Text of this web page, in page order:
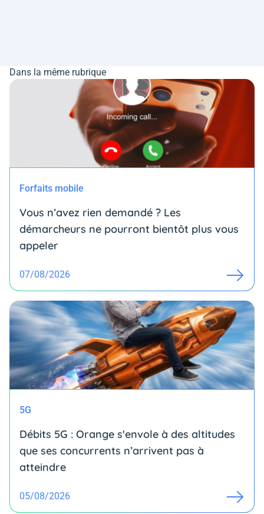
Dans la même rubrique
Forfaits mobile
Vous n’avez rien demandé ? Les
démarcheurs ne pourront bientôt plus vous
appeler
07/08/2026
5G
Débits 5G : Orange s'envole à des altitudes
que ses concurrents n’arrivent pas à
atteindre
05/08/2026